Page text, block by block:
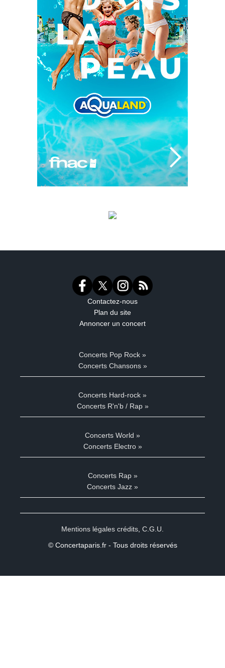
Contactez-nous
Plan du site
Annoncer un concert
Concerts Pop Rock »
Concerts Chansons »
Concerts Hard-rock »
Concerts R'n'b / Rap »
Concerts World »
Concerts Electro »
Concerts Rap »
Concerts Jazz »
Mentions légales crédits, C.G.U.
© Concertaparis.fr - Tous droits réservés